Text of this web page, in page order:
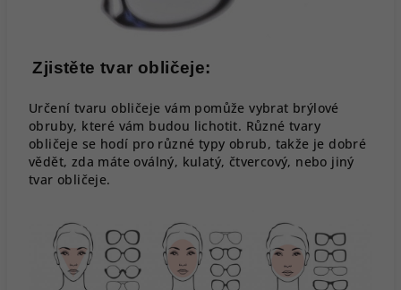
Zjistěte tvar obličeje:
Určení tvaru obličeje vám pomůže vybrat brýlové
obruby, které vám budou lichotit. Různé tvary
obličeje se hodí pro různé typy obrub, takže je dobré
vědět, zda máte oválný, kulatý, čtvercový, nebo jiný
tvar obličeje.